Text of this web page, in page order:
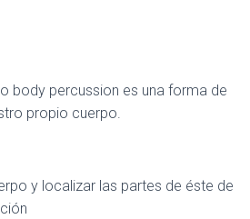
body percussion es una forma de
propio cuerpo.
y localizar las partes de éste de